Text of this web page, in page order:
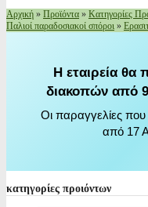
Αρχική » Προϊόντα » Κατηγορίες
Παλιοί παραδοσιακοί σπόροι »
Η εταιρεία θα
διακοπών από
Οι παραγγελίες
από 17
κατηγορίες προιόντων